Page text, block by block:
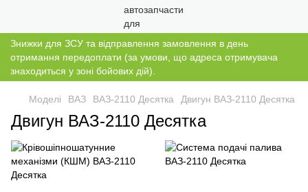
Знижки для ЗСУ та відправлення замовлення в день
отримання передоплати (за умови, що адреса отримувача
знаходиться у зоні бойових дій).
Моделі ВАЗ ВАЗ-2110 Десятка Двигун ВАЗ-2110 Десятка
Двигун ВАЗ-2110 Десятка